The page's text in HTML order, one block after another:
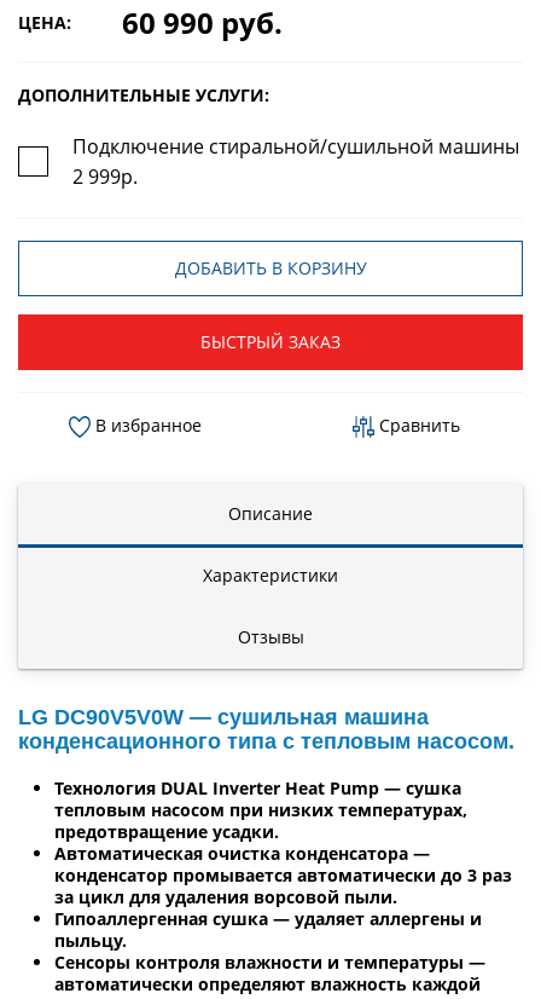
ЦЕНА: 60 990 руб.
ДОПОЛНИТЕЛЬНЫЕ УСЛУГИ:
Подключение стиральной/сушильной машины
2 999р.
ДОБАВИТЬ В КОРЗИНУ
БЫСТРЫЙ ЗАКАЗ
В избранное Сравнить
Описание
Характеристики
Отзывы
LG DC90V5V0W — сушильная машина
конденсационного типа с тепловым насосом.
Технология DUAL Inverter Heat Pump — сушка
тепловым насосом при низких температурах,
предотвращение усадки.
Автоматическая очистка конденсатора —
конденсатор промывается автоматически до 3 раз
за цикл для удаления ворсовой пыли.
Гипоаллергенная сушка — удаляет аллергены и
пыльцу.
Сенсоры контроля влажности и температуры —
автоматически определяют влажность каждой